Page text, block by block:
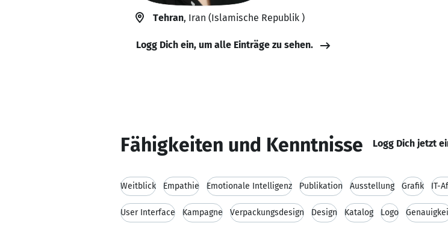
Tehran, Iran (Islamische Republik )
Logg Dich ein, um alle Einträge zu sehen.
Fähigkeiten und Kenntnisse Logg Dich jetzt
Weitblick Empathie Emotionale Intelligenz Publikation Ausstellung Grafik IT-
User Interface Kampagne Verpackungsdesign Design Katalog Logo